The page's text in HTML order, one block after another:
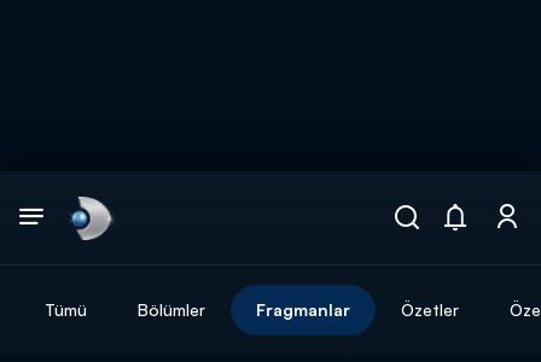
Tümü Bölümler Fragmanlar Özetler